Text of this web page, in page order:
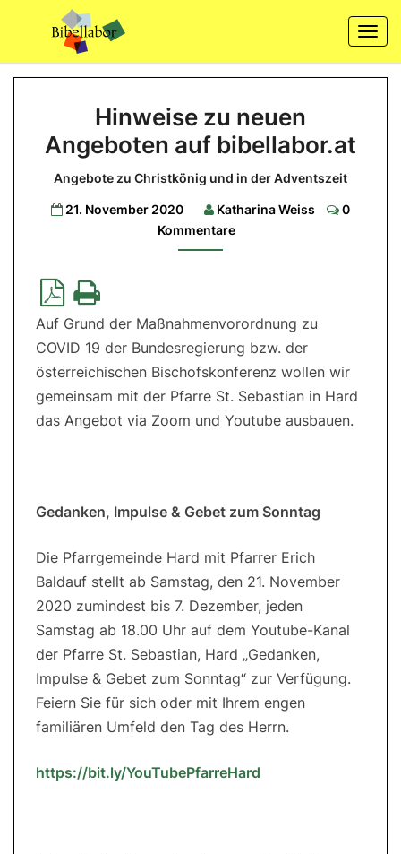
content
zu
neuen
Angeboten
bibellabor.at
Hinweise zu neuen
Angeboten auf bibellabor.at
Angebote zu Christkönig und in der Adventszeit
21. November 2020 Katharina Weiss
0
Kommentare
Auf Grund der Maßnahmenvorordnung zu
COVID 19 der Bundesregierung bzw. der
österreichischen Bischofskonferenz wollen wir
gemeinsam mit der Pfarre St. Sebastian in Hard
das Angebot via Zoom und Youtube ausbauen.
Gedanken, Impulse & Gebet zum Sonntag
Die Pfarrgemeinde Hard mit Pfarrer Erich
Baldauf stellt ab Samstag, den 21. November
2020 zumindest bis 7. Dezember, jeden
Samstag ab 18.00 Uhr auf dem Youtube-Kanal
der Pfarre St. Sebastian, Hard „Gedanken,
Impulse & Gebet zum Sonntag“ zur Verfügung.
Feiern Sie für sich oder mit Ihrem engen
familiären Umfeld den Tag des Herrn.
https://bit.ly/YouTubePfarreHard